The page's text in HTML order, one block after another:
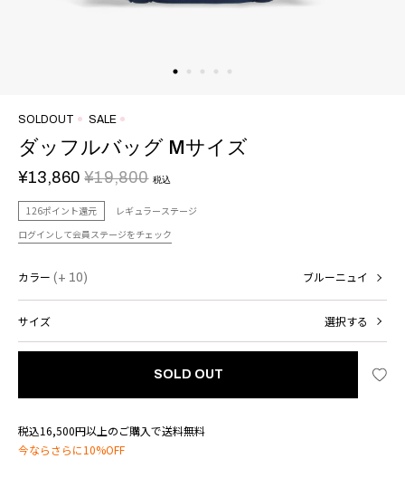
SOLDOUT SALE
ダッフルバッグ Mサイズ
¥13,860 ¥19,800 税込
126ポイント還元
レギュラーステージ
ログインして会員ステージをチェック
カラー (+ 10) ブルーニュイ
サイズ 選択する
SOLD OUT
税込16,500円以上のご購入で送料無料
今ならさらに10%OFF